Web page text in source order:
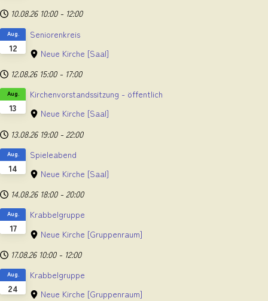
10.08.26 10:00 - 12:00
12
Aug.
Seniorenkreis
Neue Kirche [Saal]
12.08.26 15:00 - 17:00
13
Aug.
Kirchenvorstandssitzung - öffentlich
Neue Kirche [Saal]
13.08.26 19:00 - 22:00
14
Aug.
Spieleabend
Neue Kirche [Saal]
14.08.26 18:00 - 20:00
17
Aug.
Krabbelgruppe
Neue Kirche [Gruppenraum]
17.08.26 10:00 - 12:00
24
Aug.
Krabbelgruppe
Neue Kirche [Gruppenraum]